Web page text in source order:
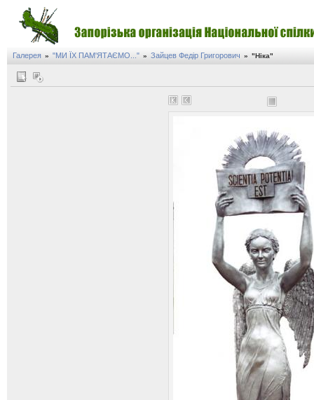
Галерея » "МИ ЇХ ПАМ'ЯТАЄМО..." » Зайцев Федір Григорович » "Ніка"